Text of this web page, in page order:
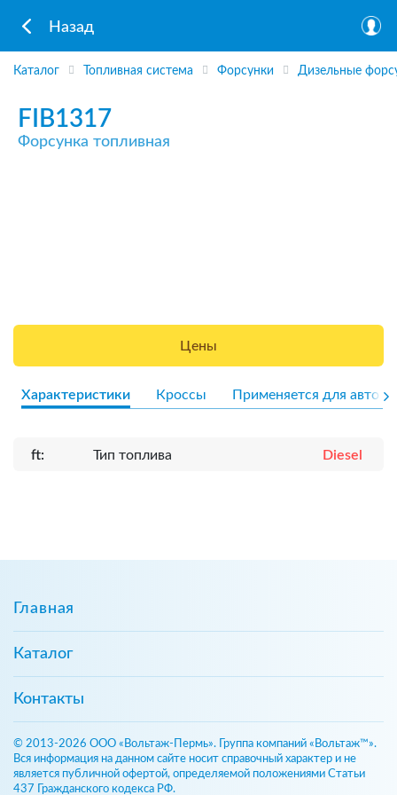
Назад
Каталог Топливная система Форсунки Дизельные
FIB1317
Форсунка топливная
Цены
Характеристики Кроссы Применяется для авто
ft: Тип топлива Diesel
Главная
Каталог
Контакты
© 2013-2026 ООО «Вольтаж-Пермь». Группа компаний «Вольтаж™».
Вся информация на данном сайте носит справочный характер и не
является публичной офертой, определяемой положениями Статьи
437 Гражданского кодекса РФ.